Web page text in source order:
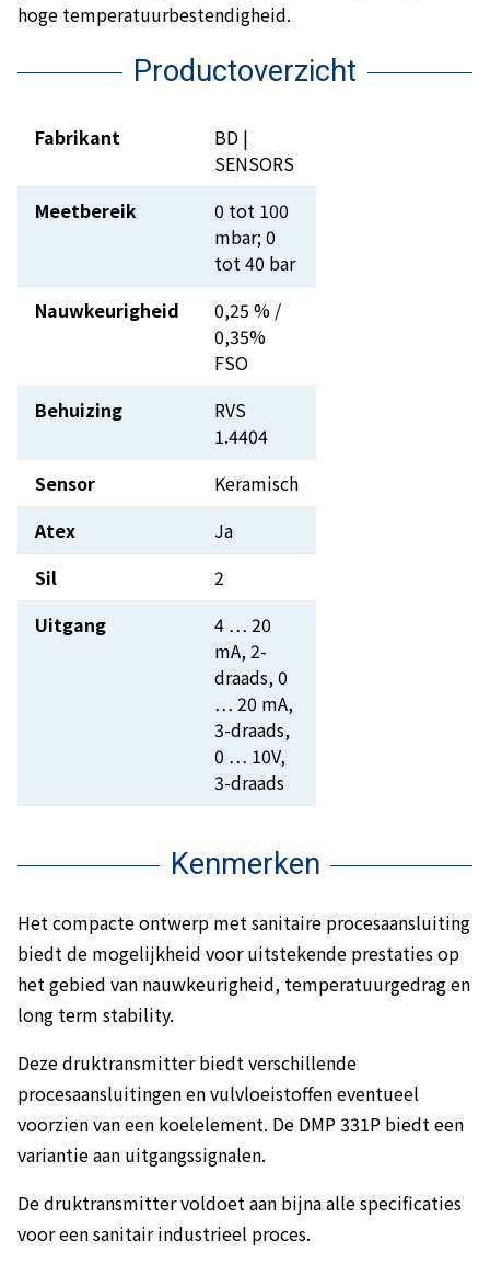
hoge temperatuurbestendigheid.
Productoverzicht
Fabrikant
BD |
SENSORS
Meetbereik
0 tot 100
mbar; 0
tot 40 bar
Nauwkeurigheid
0,25 % /
0,35%
FSO
Behuizing
RVS
1.4404
Sensor
Keramisch
Atex
Ja
Sil
2
Uitgang
4 … 20
mA, 2-
draads, 0
… 20 mA,
3-draads,
0 … 10V,
3-draads
Kenmerken
Het compacte ontwerp met sanitaire procesaansluiting
biedt de mogelijkheid voor uitstekende prestaties op
het gebied van nauwkeurigheid, temperatuurgedrag en
long term stability.
Deze druktransmitter biedt verschillende
procesaansluitingen en vulvloeistoffen eventueel
voorzien van een koelelement. De DMP 331P biedt een
variantie aan uitgangssignalen.
De druktransmitter voldoet aan bijna alle specificaties
voor een sanitair industrieel proces.